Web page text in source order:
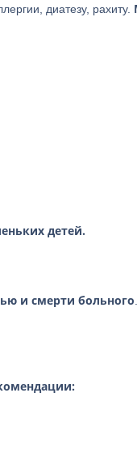
диатезу, рахиту.
детей.
и смерти больного